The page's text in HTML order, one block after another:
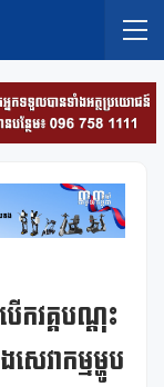
កវគ្គបណ្តុះ
វាកម្មម្ហូប